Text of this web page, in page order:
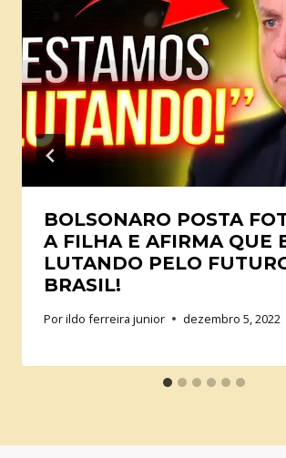
BOLSONARO POSTA
A FILHA E AFIRMA QUE
LUTANDO PELO
BRASIL!
Porildo ferreira junior dezembro 5, 2022